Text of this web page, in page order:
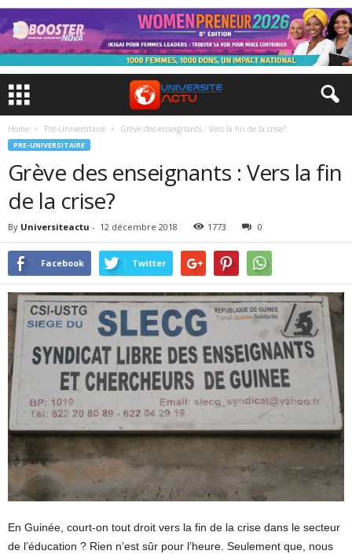
Home Pre-Universitaire Grève des enseignants : Vers la fin de la crise?
PRE-UNIVERSITAIRE
Grève des enseignants : Vers la fin
de la crise?
By Universiteactu - 12 décembre 2018 1773 0
Facebook Twitter
En Guinée, court-on tout droit vers la fin de la crise dans le secteur
de l’éducation ? Rien n’est sûr pour l’heure. Seulement que, nous